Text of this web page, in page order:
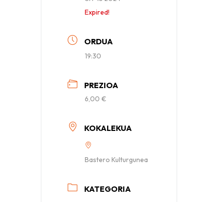
Expired!
ORDUA
19:30
PREZIOA
6,00 €
KOKALEKUA
Bastero Kulturgunea
KATEGORIA